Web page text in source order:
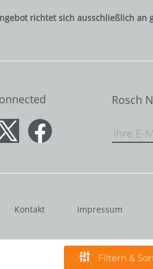
Filtern &
richtet sich ausschließlich an
Rosch
Kontakt Impressum